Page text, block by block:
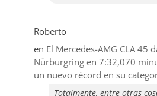
Roberto
en El Mercedes-AMG CLA 45
Nürburgring en 7:32,070
un nuevo récord en su
Totalmente, entre otras